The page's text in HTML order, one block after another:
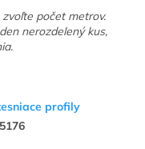
počet metrov.
nerozdelený kus,
profily